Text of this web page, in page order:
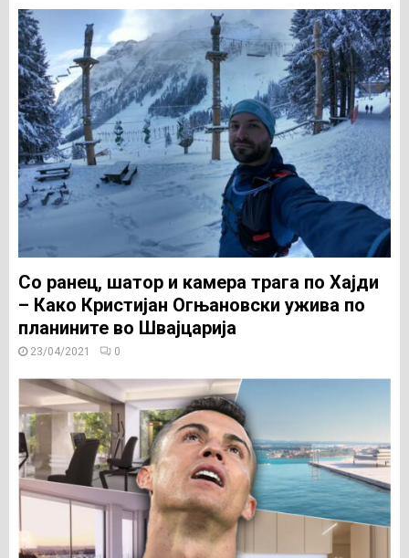
Со ранец, шатор и камера трагa по Хајди
– Како Кристијан Огњановски ужива по
планините во Швајцарија
23/04/2021 0